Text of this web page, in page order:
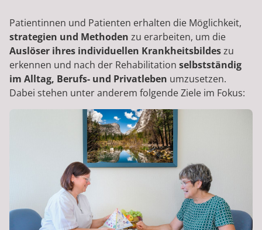
Patientinnen und Patienten erhalten die Möglichkeit,
strategien und Methoden zu erarbeiten, um die
Auslöser ihres individuellen Krankheitsbildeszu
erkennen und nach der Rehabilitation selbstständig
im Alltag, Berufs- und Privatleben umzusetzen.
Dabei stehen unter anderem folgende Ziele im Fokus: